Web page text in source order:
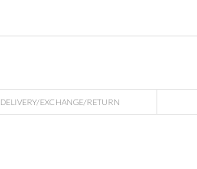
DELIVERY/EXCHANGE/RETURN